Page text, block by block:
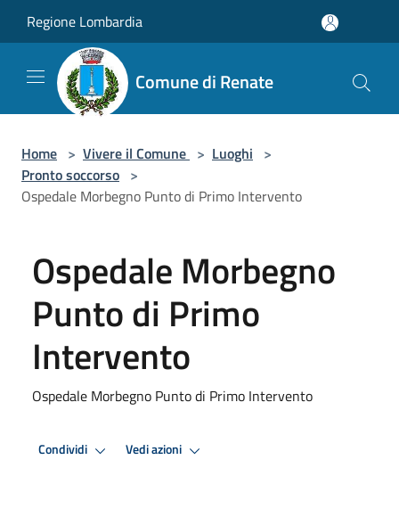
Regione Lombardia
Comune di Renate
Home > Vivere il Comune > Luoghi >
Pronto soccorso >
Ospedale Morbegno Punto di Primo Intervento
Ospedale Morbegno
Punto di Primo
Intervento
Ospedale Morbegno Punto di Primo Intervento
Condividi Vedi azioni